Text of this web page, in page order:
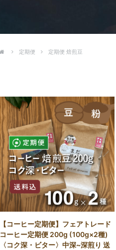
定期便 定期便 焙煎豆
【コーヒー定期便】フェアトレード
コーヒー定期便 200g (100g×2種)
〈コク深・ビター〉中深~深煎り 送